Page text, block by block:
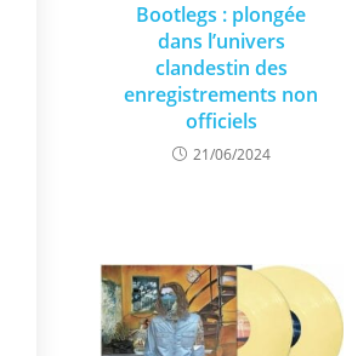
Bootlegs : plongée
dans l’univers
clandestin des
enregistrements non
officiels
21/06/2024